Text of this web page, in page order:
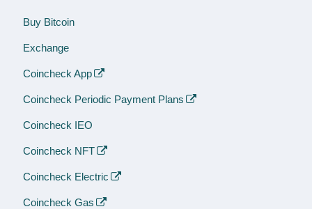
Buy Bitcoin
Exchange
Coincheck App
Coincheck Periodic Payment Plans
Coincheck IEO
Coincheck NFT
Coincheck Electric
Coincheck Gas